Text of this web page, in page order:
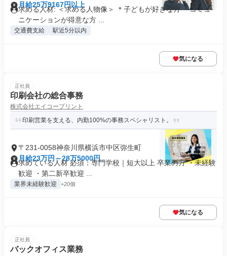
月給25万9167円以上
求める人材: ＜求める人物像＞ ＊子どもが好きな方 ＊コミュ
ニケーションが得意な方 ...
交通費支給 駅近5分以内
気になる
正社員
印刷会社の総合事務
株式会社エイコープリント
印刷営業を支える、内勤100%の事務スペシャリスト。
〒231-0058神奈川県横浜市中区弥生町
月給23万円～28万5000円
求めている人材 必須：専門学校｜短大以上 卒業の方 ・未経験
歓迎 ・第二新卒歓迎 ...
業界未経験歓迎 +20個
気になる
正社員
バックオフィス業務